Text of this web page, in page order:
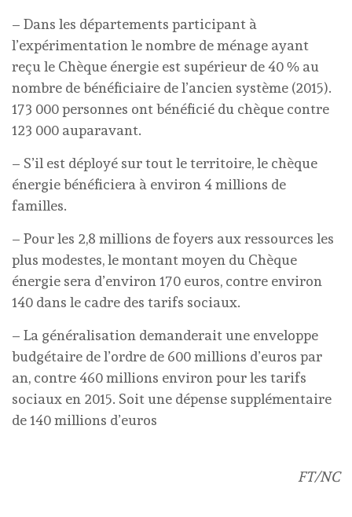
– Dans les départements participant à
l’expérimentation le nombre de ménage ayant
reçu le Chèque énergie est supérieur de 40 % au
nombre de bénéficiaire de l’ancien système (2015).
173 000 personnes ont bénéficié du chèque contre
123 000 auparavant.
– S’il est déployé sur tout le territoire, le chèque
énergie bénéficiera à environ 4 millions de
familles.
– Pour les 2,8 millions de foyers aux ressources les
plus modestes, le montant moyen du Chèque
énergie sera d’environ 170 euros, contre environ
140 dans le cadre des tarifs sociaux.
– La généralisation demanderait une enveloppe
budgétaire de l’ordre de 600 millions d’euros par
an, contre 460 millions environ pour les tarifs
sociaux en 2015. Soit une dépense supplémentaire
de 140 millions d’euros
FT/NC